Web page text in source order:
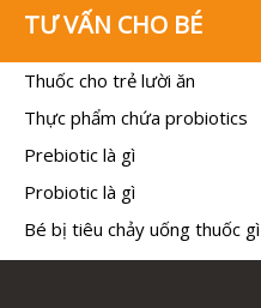
TƯ VẤN CHO BÉ
Thuốc cho trẻ lười ăn
Thực phẩm chứa probiotics
Prebiotic là gì
Probiotic là gì
Bé bị tiêu chảy uống thuốc gì